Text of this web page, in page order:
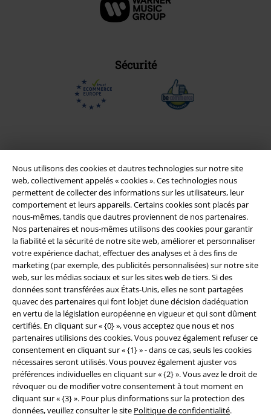
Nous utilisons des cookies et dautres technologies sur notre site
web, collectivement appelés « cookies ». Ces technologies nous
permettent de collecter des informations sur les utilisateurs, leur
comportement et leurs appareils. Certains cookies sont placés par
nous-mêmes, tandis que dautres proviennent de nos partenaires.
Nos partenaires et nous-mêmes utilisons des cookies pour garantir
la fiabilité et la sécurité de notre site web, améliorer et personnaliser
votre expérience dachat, effectuer des analyses et à des fins de
marketing (par exemple, des publicités personnalisées) sur notre site
web, sur les médias sociaux et sur les sites web de tiers. Si des
données sont transférées aux États-Unis, elles ne sont partagées
quavec des partenaires qui font lobjet dune décision dadéquation
en vertu de la législation européenne en vigueur et qui sont dûment
certifiés. En cliquant sur « {0} », vous acceptez que nous et nos
partenaires utilisions des cookies. Vous pouvez également refuser ce
consentement en cliquant sur « {1} » - dans ce cas, seuls les cookies
nécessaires seront utilisés. Vous pouvez également ajuster vos
préférences individuelles en cliquant sur « {2} ». Vous avez le droit de
révoquer ou de modifier votre consentement à tout moment en
cliquant sur « {3} ». Pour plus dinformations sur la protection des
données, veuillez consulter le site Politique de confidentialité.
Sécurité
Légal
Conditions générales
Éditeur
Clauses de confidentialité
Élimination des déchets et protection de l'environnement
Déclaration de Conformité
Informations sur l'accessibilité